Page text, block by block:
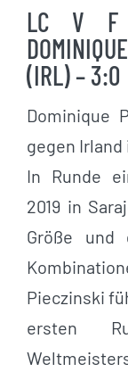
LC V F
(IRL) – 3:0
Dominique
gegen Irland
In Runde
2019 in
Größe
Pieczinski
ersten